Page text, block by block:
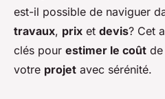
est-il possible de naviguer
travaux, prix et devis? Cet
clés pour estimer le coût
votre projet avec sérénité.